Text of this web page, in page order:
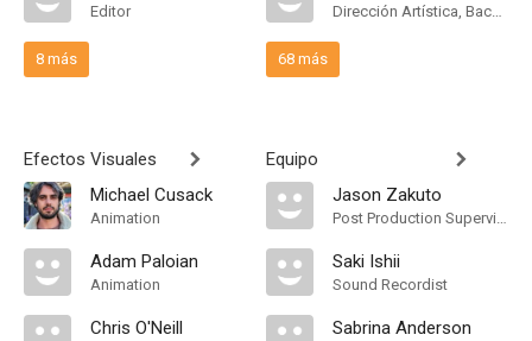
Editor
8 más
Efectos Visuales
Michael Cusack
Animation
Adam Paloian
Animation
Chris O'Neill
Dirección Artística, Background Designer
68 más
Equipo
Jason Zakuto
Post Production Supervisor
Saki Ishii
Sound Recordist
Sabrina Anderson